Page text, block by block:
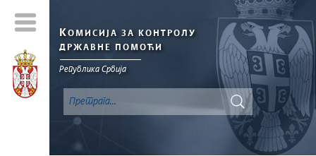
КОМИСИЈА ЗА КОНТРОЛУ
ДРЖАВНЕ ПОМОЋИ
Република Србија